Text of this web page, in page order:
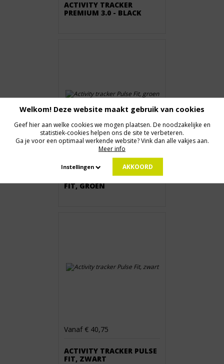
ACTIVITY TRACKER
PREMIUM 3.0 - BLACK
ACTIVITY TRACKER PULSE
FIT, GROEN
Vanaf € 40,75
ACTIVITY TRACKER PULSE
FIT, ZWART
Welkom! Deze website maakt gebruik van cookies
Geef hier aan welke cookies we mogen plaatsen. De noodzakelijke en
statistiek-cookies helpen ons de site te verbeteren.
Ga je voor een optimaal werkende website? Vink dan alle vakjes aan.
Meer info
Instellingen AKKOORD